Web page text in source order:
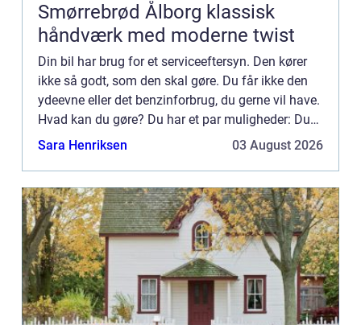
Smørrebrød Ålborg klassisk
håndværk med moderne twist
Din bil har brug for et serviceeftersyn. Den kører
ikke så godt, som den skal gøre. Du får ikke den
ydeevne eller det benzinforbrug, du gerne vil have.
Hvad kan du gøre? Du har et par muligheder: Du
kan tage den til forhandleren, ringe til en
Sara Henriksen 03 August 2026